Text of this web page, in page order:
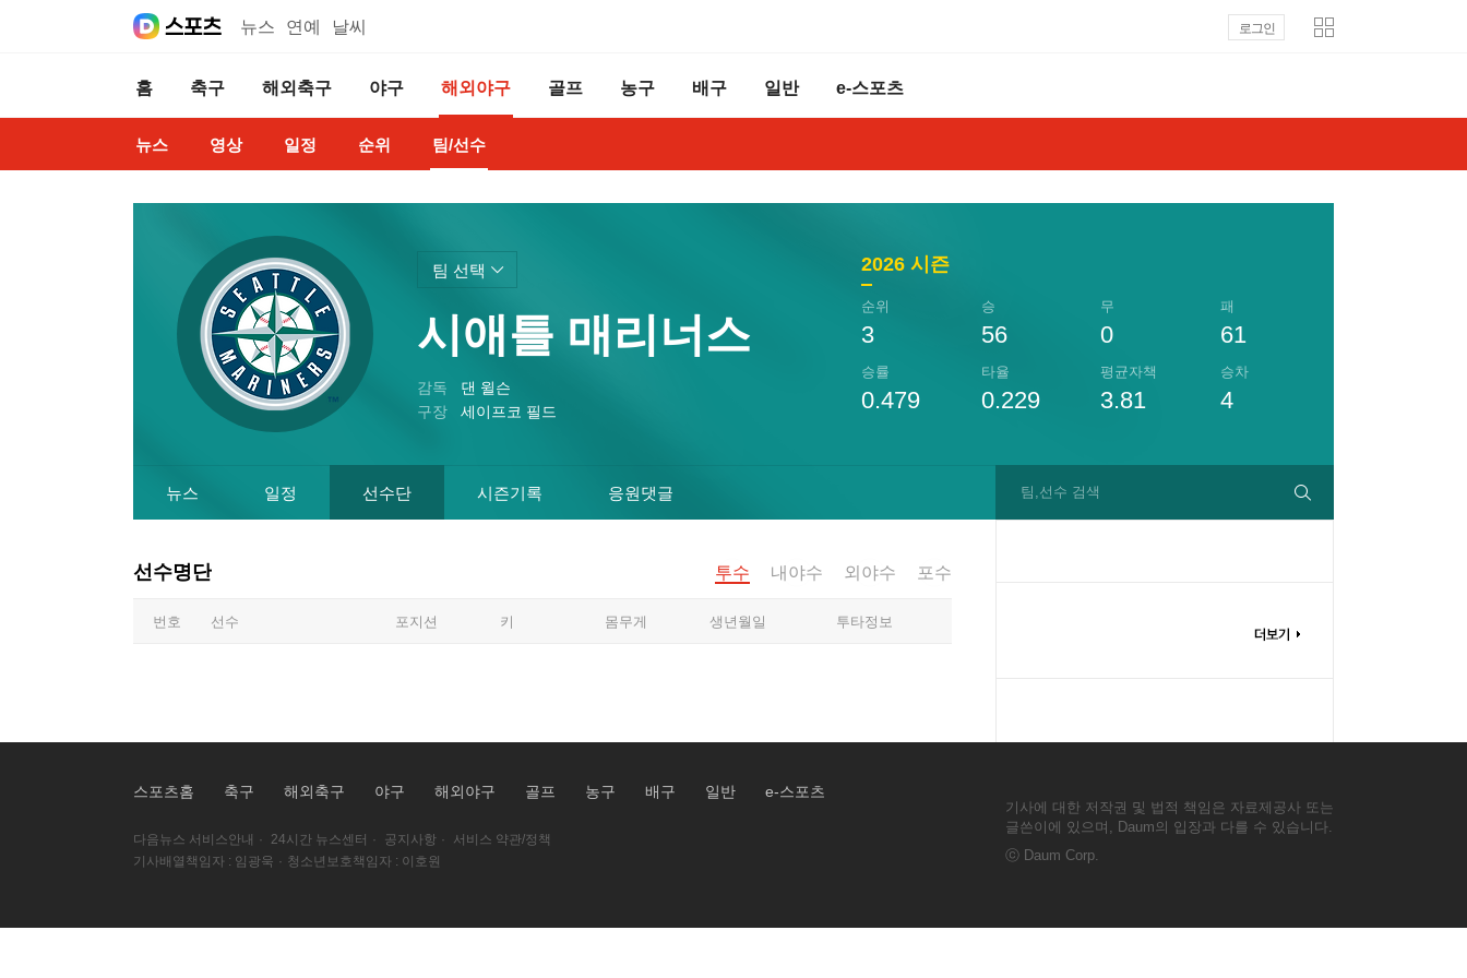
뉴스 연예 날씨 로그인
홈 축구 해외축구 야구 해외야구 골프 농구 배구 일반 e-스포츠
뉴스 영상 일정 순위 팀/선수
시애틀 매리너스
감독
댄 윌슨
구장
세이프코 필드
2026 시즌
순위
3
승
56
무
0
패
61
승률
0.479
타율
0.229
평균자책
3.81
승차
4
팀 선택
팀,선수 검색
뉴스 일정 선수단 시즌기록 응원댓글
선수명단 투수 내야수 외야수 포수
번호 선수 포지션 키 몸무게 생년월일 투타정보
스포츠홈 축구 해외축구 야구 해외야구 골프 농구 배구 일반 e-스포츠
다음뉴스 서비스안내 · 24시간 뉴스센터 · 공지사항 ·
서비스 약관/정책
기사배열책임자 : 임광욱 · 청소년보호책임자 : 이호원
기사에 대한 저작권 및 법적 책임은 자료제공사 또는
글쓴이에 있으며, Daum의 입장과 다를 수 있습니다.
ⓒ Daum Corp.